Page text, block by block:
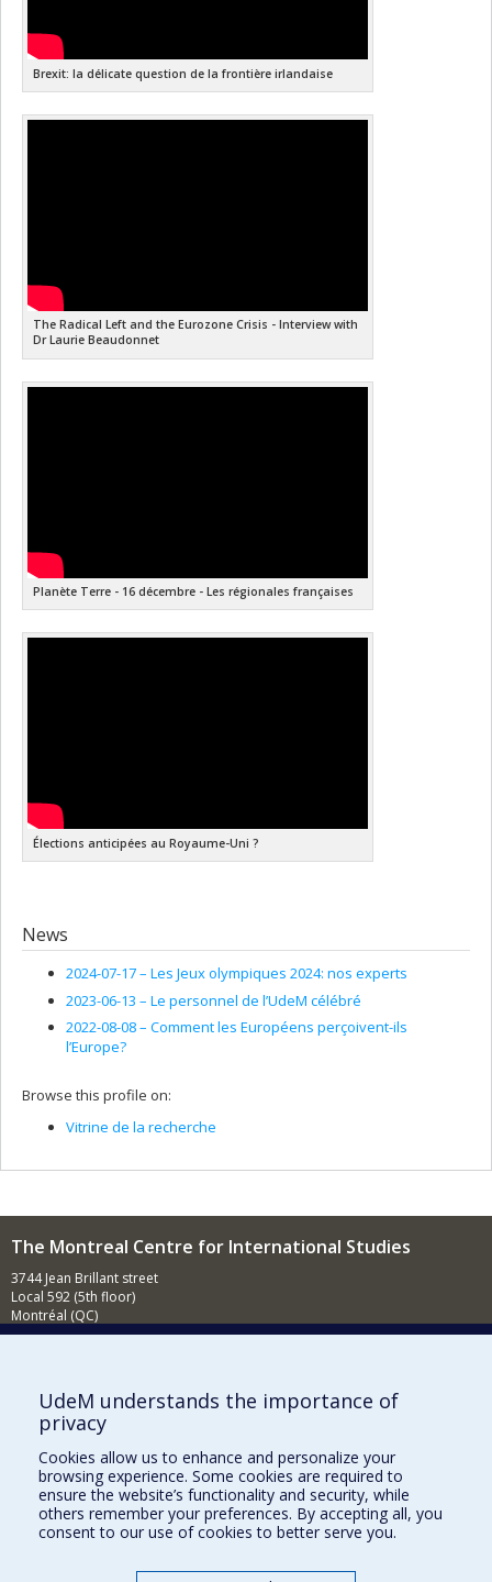
Brexit: la délicate question de la frontière irlandaise
The Radical Left and the Eurozone Crisis - Interview with
Dr Laurie Beaudonnet
Planète Terre - 16 décembre - Les régionales françaises
Élections anticipées au Royaume-Uni ?
News
2024-07-17 – Les Jeux olympiques 2024: nos experts
2023-06-13 – Le personnel de l’UdeM célébré
2022-08-08 – Comment les Européens perçoivent-ils
l’Europe?
Browse this profile on:
Vitrine de la recherche
The Montreal Centre for International Studies
3744 Jean Brillant street
Local 592 (5th floor)
Montréal (QC)
H3T 1P1
E-mail
News(in french)
Activities(in french)
Supporting the CÉRIUM
UdeM understands the importance of
privacy
Cookies allow us to enhance and personalize your
browsing experience. Some cookies are required to
ensure the website’s functionality and security, while
others remember your preferences. By accepting all, you
consent to our use of cookies to better serve you.